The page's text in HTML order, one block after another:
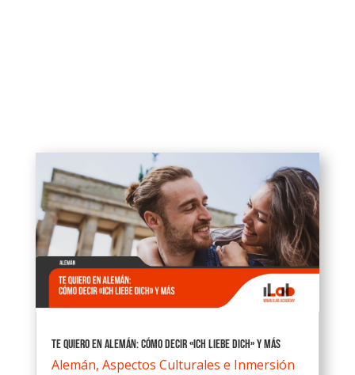
Te quiero en alemán: cómo decir «Ich Liebe Dich» y más
Alemán, Aspectos Culturales e Inmersión